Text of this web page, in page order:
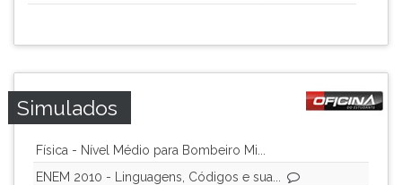
Simulados
Física - Nível Médio para Bombeiro Mi...
ENEM 2010 - Linguagens, Códigos e sua...